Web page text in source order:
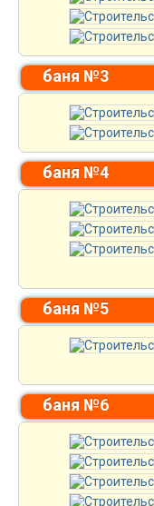
баня №3
баня №4
баня №5
баня №6